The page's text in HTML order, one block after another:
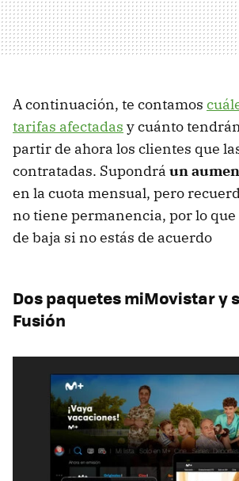
A continuación, te contamos
tarifas afectadas y cuánto
partir de ahora los clientes que
contratadas. Supondrá un
en la cuota mensual, pero
no tiene permanencia, por lo
de baja si no estás de acuerdo
Dos paquetes miMovistar y
Fusión